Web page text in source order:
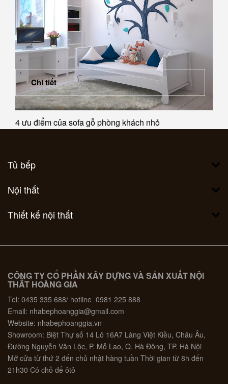
4 ưu điểm của sofa gỗ phòng khách nhỏ
Chi tiết
Tủ bếp
Nội thất
Thiết kế nội thất
CÔNG TY CỔ PHẦN XÂY DỰNG VÀ SẢN XUẤT NỘI
THẤT HOÀNG GIA
Tel: 0435 335 688/ hotline 0981 225 888
Email: nhabephoanggia@gmail.com
Website: nhabephoanggia.vn
Showroom: Biệt Thự số 14 Lô 16A7 Làng Việt Kiều, Châu Âu,
Đường Nguyễn Văn Lộc, P. Mỗ Lao, Q. Hà Đông, TP. Hà Nội
Mở cửa từ thứ 2 đến chủ nhật hàng tuần Thời gian từ 8h đến
21h30 Có chỗ để ôtô